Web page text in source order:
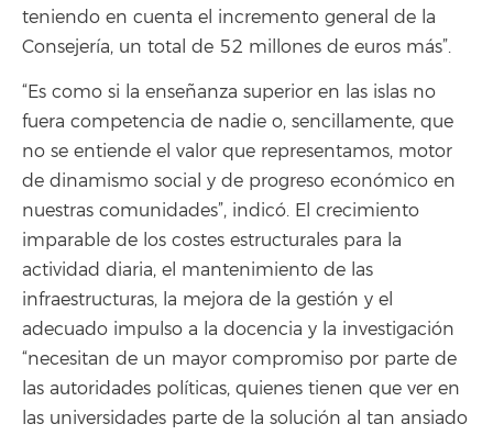
teniendo en cuenta el incremento general de la
Consejería, un total de 52 millones de euros más”.
“Es como si la enseñanza superior en las islas no
fuera competencia de nadie o, sencillamente, que
no se entiende el valor que representamos, motor
de dinamismo social y de progreso económico en
nuestras comunidades”, indicó. El crecimiento
imparable de los costes estructurales para la
actividad diaria, el mantenimiento de las
infraestructuras, la mejora de la gestión y el
adecuado impulso a la docencia y la investigación
“necesitan de un mayor compromiso por parte de
las autoridades políticas, quienes tienen que ver en
las universidades parte de la solución al tan ansiado